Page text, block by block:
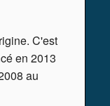
C'est
en 2013
au